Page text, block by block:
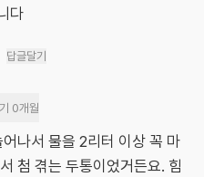
다
답글달기
0개월
나서 물을 2리터 이상 꼭 마
첨 겪는 두통이었거든요. 힘